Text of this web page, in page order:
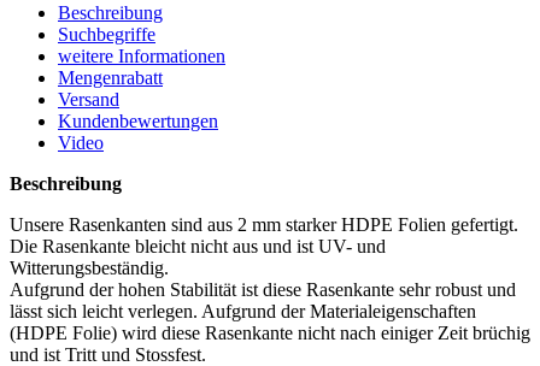
Beschreibung
Suchbegriffe
weitere Informationen
Mengenrabatt
Versand
Kundenbewertungen
Video
Beschreibung
Unsere Rasenkanten sind aus 2 mm starker HDPE Folien gefertigt.
Die Rasenkante bleicht nicht aus und ist UV- und
Witterungsbeständig.
Aufgrund der hohen Stabilität ist diese Rasenkante sehr robust und
lässt sich leicht verlegen. Aufgrund der Materialeigenschaften
(HDPE Folie) wird diese Rasenkante nicht nach einiger Zeit brüchig
und ist Tritt und Stossfest.